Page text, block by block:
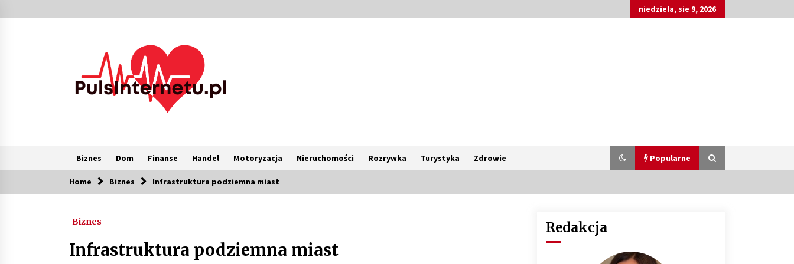
to
niedziela, sie 9, 2026
Biznes Dom Finanse Handel Motoryzacja Nieruchomości Rozrywka Turystyka Zdrowie Popularne
Popularne
2 miesiące ago
Customizacja wnętrza samochodu:
Jak zamontować radio 2DIN i
4 miesiące ago
Home Biznes Infrastruktura podziemna miast
Biznes
Infrastruktura podziemna miast
Redakcja